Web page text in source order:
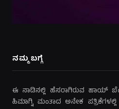
ನಮ್ಮ ಬಗ್ಗೆ
ಈ ನಾಡಿನಲ್ಲಿ ಹೆಸರಾಗಿರುವ ಹಾಯ್
ಹಿಮಾಗ್ನಿ ಮಂತಾದ ಅನೇಕ